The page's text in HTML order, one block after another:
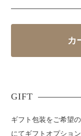
ギフト包装をご希望
にてギフトオプショ